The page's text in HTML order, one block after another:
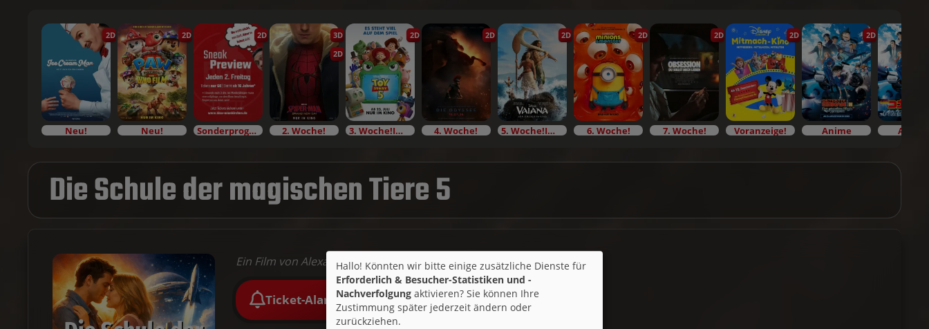
2D
Neu!
2D
Neu!
2D
Sonderprogramm
3D
2D
2. Woche!
2D
3. Woche!Im Bundesstart
2D
4. Woche!
2D
5. Woche!Im Bundesstart
2D
6. Woche!
2D
7. Woche!
2D
Voranzeige!
2D
Anime Anime
Die Schule der magischen Tiere 5
Ein Film von Alexandra Kordes
Ticket-Alarm
Hallo! Könnten wir bitte einige zusätzliche Dienste für
Erforderlich & Besucher-Statistiken und -
Nachverfolgung aktivieren? Sie können Ihre
Zustimmung später jederzeit ändern oder
zurückziehen.